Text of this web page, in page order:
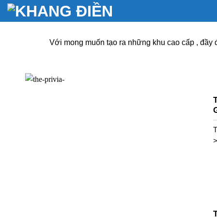
Bỏ
Với mong muốn tạo ra những khu cao cấp ,